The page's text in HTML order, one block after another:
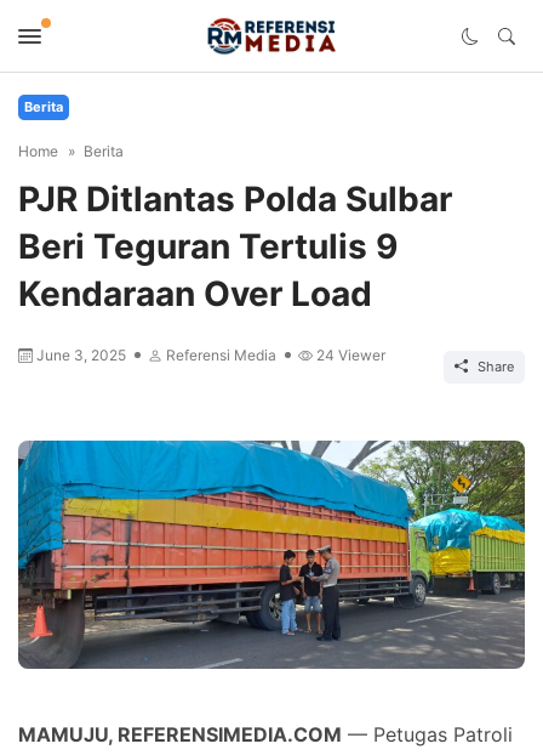
Berita
Home Berita
PJR Ditlantas Polda Sulbar
Beri Teguran Tertulis 9
Kendaraan Over Load
June 3, 2025 Referensi Media 24 Viewer
Share
MAMUJU, REFERENSIMEDIA.COM — Petugas Patroli